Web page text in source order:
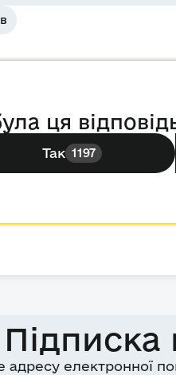
ця
Так 1197
адресу електронної